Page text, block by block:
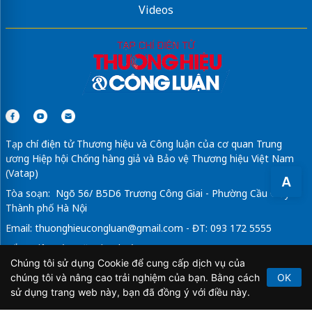
A
Videos
Tạp chí điện tử Thương hiệu và Công luận của cơ quan Trung
ương Hiệp hội Chống hàng giả và Bảo vệ Thương hiệu Việt Nam
(Vatap)
Tòa soạn: Ngõ 56/ B5D6 Trương Công Giai - Phường Cầu Giấy -
Thành phố Hà Nội
Email: thuonghieucongluan@gmail.com - ĐT: 093 172 5555
Tổng Biên Tập: Vũ Đức Thuận
Giấy phép hoạt động báo chí điện tử số 64/GP-BTTTT do Bộ
Thông tin và Truyền thông cấp ngày 21/2/2020.
Chúng tôi sử dụng Cookie để cung cấp dịch vụ của
chúng tôi và nâng cao trải nghiệm của bạn. Bằng cách
sử dụng trang web này, bạn đã đồng ý với điều này.
OK